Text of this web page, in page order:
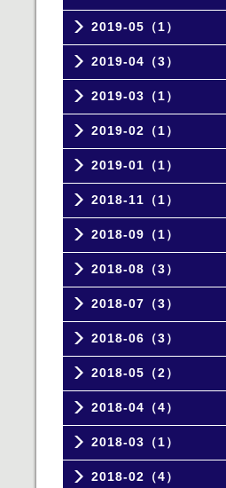
2019-05（1）
2019-04（3）
2019-03（1）
2019-02（1）
2019-01（1）
2018-11（1）
2018-09（1）
2018-08（3）
2018-07（3）
2018-06（3）
2018-05（2）
2018-04（4）
2018-03（1）
2018-02（4）